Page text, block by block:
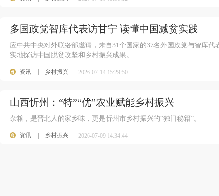
多国政党智库代表访甘宁 读懂中国减贫实践
应中共中央对外联络部邀请，来自31个国家的37名外国政党与智库
实地探访中国脱贫攻坚和乡村振兴成果。
资讯 乡村振兴 2026-07-14 15:29:50
山西忻州：“特”“优”农业赋能乡村振兴
杂粮，是晋北人的家乡味，更是忻州市乡村振兴的“独门秘籍”。
资讯 乡村振兴 2026-07-09 14:34:44